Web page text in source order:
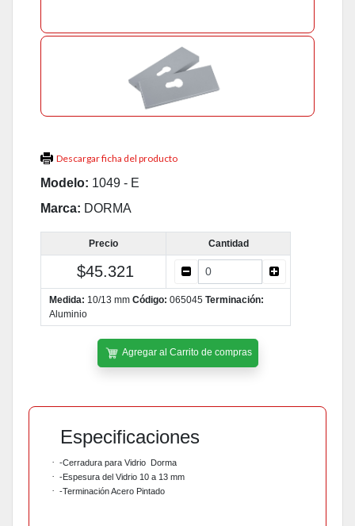
Descargar ficha del producto
Modelo: 1049 - E
Marca: DORMA
Precio Cantidad
$45.321
Medida: 10/13 mm Código: 065045 Terminación:
Aluminio
Agregar al Carrito de compras
Especificaciones
· -Cerradura para Vidrio Dorma
· -Espesura del Vidrio 10 a 13 mm
· -Terminación Acero Pintado